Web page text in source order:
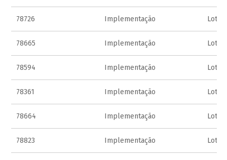
78726 Implementação Lote A
78665 Implementação Lote
78594 Implementação Lote
78361 Implementação Lote
78664 Implementação Lote
78823 Implementação Lote